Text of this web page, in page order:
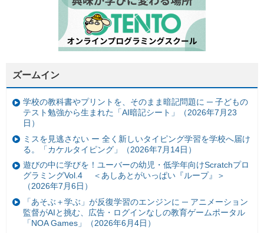
ズームイン
学校の教科書やプリントを、そのまま暗記問題に ─ 子どもの
テスト勉強から生まれた「AI暗記シート」（2026年7月23
日）
ミスを見逃さない ー 全く新しいタイピング学習を学校へ届け
る。「カケルタイピング」（2026年7月14日）
遊びの中に学びを！ユーバーの幼児・低学年向けScratchプロ
グラミングVol.4 ＜あしあとがいっぱい『ループ』＞
（2026年7月6日）
「あそぶ＋学ぶ」が反復学習のエンジンに ─ アニメーション
監督がAIと挑む、広告・ログインなしの教育ゲームポータル
「NOA Games」（2026年6月4日）